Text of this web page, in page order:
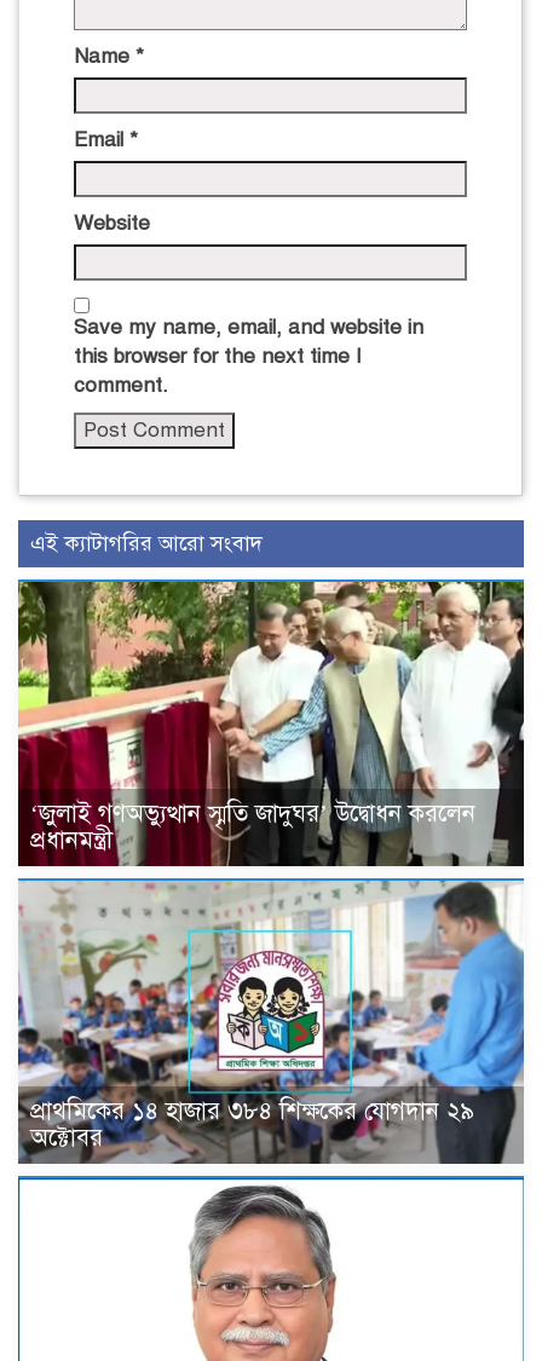
Name *
Email *
Website
Save my name, email, and website in
this browser for the next time I
comment.
এই ক্যাটাগরির আরো সংবাদ
‘জুলাই গণঅভ্যুত্থান স্মৃতি জাদুঘর’ উদ্বোধন করলেন
প্রধানমন্ত্রী
প্রাথমিকের ১৪ হাজার ৩৮৪ শিক্ষকের যোগদান ২৯
অক্টোবর